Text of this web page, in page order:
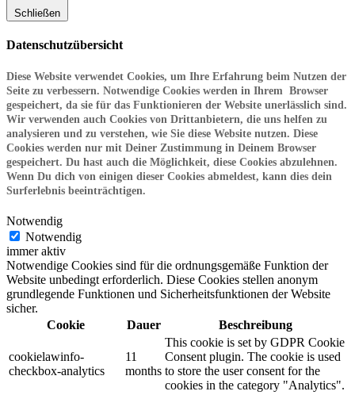
Schließen
Datenschutzübersicht
Diese Website verwendet Cookies, um Ihre Erfahrung beim Nutzen der
Seite zu verbessern. Notwendige Cookies werden in Ihrem Browser
gespeichert, da sie für das Funktionieren der Website unerlässlich sind.
Wir verwenden auch Cookies von Drittanbietern, die uns helfen zu
analysieren und zu verstehen, wie Sie diese Website nutzen. Diese
Cookies werden nur mit Deiner Zustimmung in Deinem Browser
gespeichert. Du hast auch die Möglichkeit, diese Cookies abzulehnen.
Wenn Du dich von einigen dieser Cookies abmeldest, kann dies dein
Surferlebnis beeinträchtigen.
Notwendig
Notwendig
immer aktiv
Notwendige Cookies sind für die ordnungsgemäße Funktion der
Website unbedingt erforderlich. Diese Cookies stellen anonym
grundlegende Funktionen und Sicherheitsfunktionen der Website
sicher.
Cookie
Dauer Beschreibung
cookielawinfo-
checkbox-analytics
11
months
This cookie is set by GDPR Cookie
Consent plugin. The cookie is used
to store the user consent for the
cookies in the category "Analytics".